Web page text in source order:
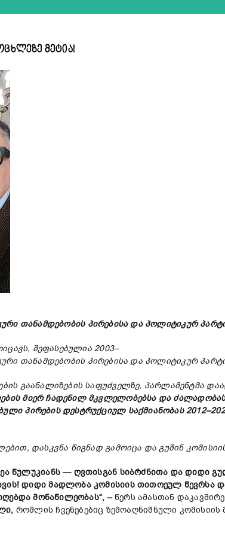
მეტია!
თანამდებობის პირებისა და პოლიტიკურ
, შეფასებულია2003–
თანამდებობის პირებისა და პოლიტიკურ
გაანალიზების საფუძველზე, პარლამენტმა
მიერ ჩადენილ მკვლელობებსა და
პირების დესტრუქციულ საქმიანობას
, დასკვნა წიგნად გამოიცა და გუშინ
წულუკიანს — ღვთისგან სიბრძნითა დადიდი
დიდიმადლობაკომისიის თითოეულ წევრსა
მონაწილეობას“, –წერს ამასთან
, რომლის ჩვენებებიც ზემოაღნიშნული